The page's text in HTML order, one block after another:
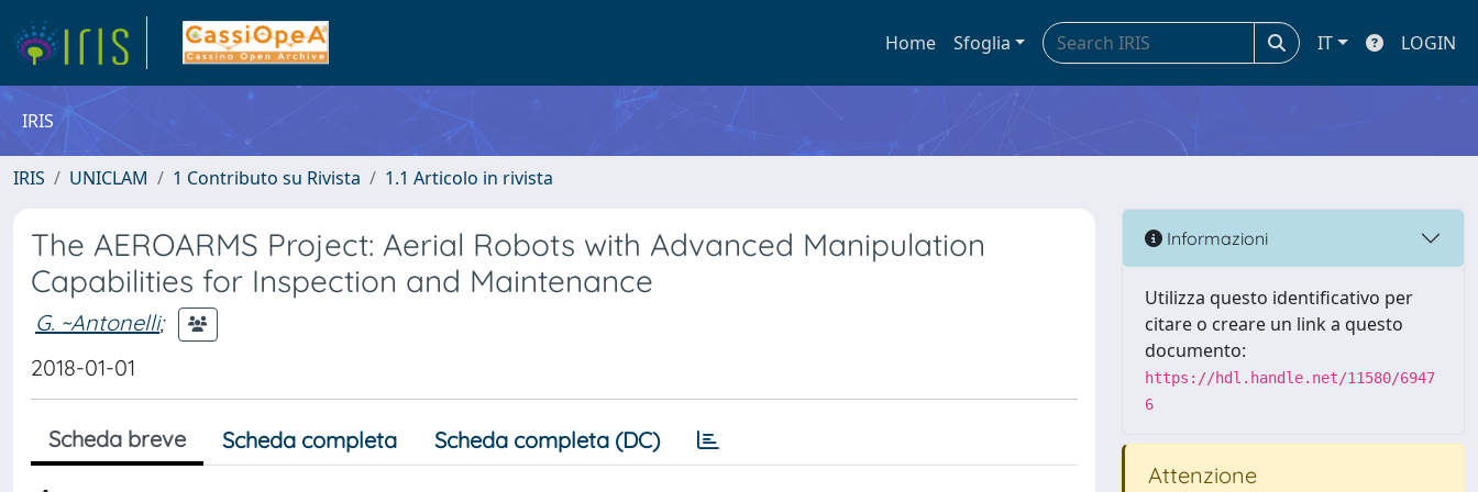
Home Sfoglia IT LOGIN
IRIS
IRIS UNICLAM 1 Contributo su Rivista 1.1 Articolo in rivista
The AEROARMS Project: Aerial Robots with Advanced Manipulation
Capabilities for Inspection and Maintenance
G. ~Antonelli;
2018-01-01
Scheda breve Scheda completa Scheda completa (DC)
Informazioni
Utilizza questo identificativo per
citare o creare un link a questo
documento:
https://hdl.handle.net/11580/6947
6
Attenzione